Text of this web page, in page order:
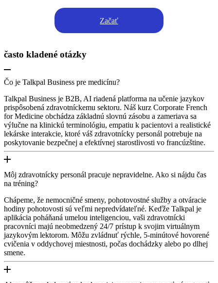
Začať
často kladené otázky
Čo je Talkpal Business pre medicínu?
Talkpal Business je B2B, AI riadená platforma na učenie jazykov
prispôsobená zdravotníckemu sektoru. Náš kurz Corporate French
for Medicine obchádza základnú slovnú zásobu a zameriava sa
výlučne na klinickú terminológiu, empatiu k pacientovi a realistické
lekárske interakcie, ktoré váš zdravotnícky personál potrebuje na
poskytovanie bezpečnej a efektívnej starostlivosti vo francúzštine.
Môj zdravotnícky personál pracuje nepravidelne. Ako si nájdu čas
na tréning?
Chápeme, že nemocničné smeny, pohotovostné služby a otváracie
hodiny pohotovosti sú veľmi nepredvídateľné. Keďže Talkpal je
aplikácia poháňaná umelou inteligenciou, vaši zdravotnícki
pracovníci majú neobmedzený 24/7 prístup k svojim virtuálnym
jazykovým lektorom. Môžu zvládnuť rýchle, 5-minútové hovorené
cvičenia v oddychovej miestnosti, počas dochádzky alebo po dlhej
smene.